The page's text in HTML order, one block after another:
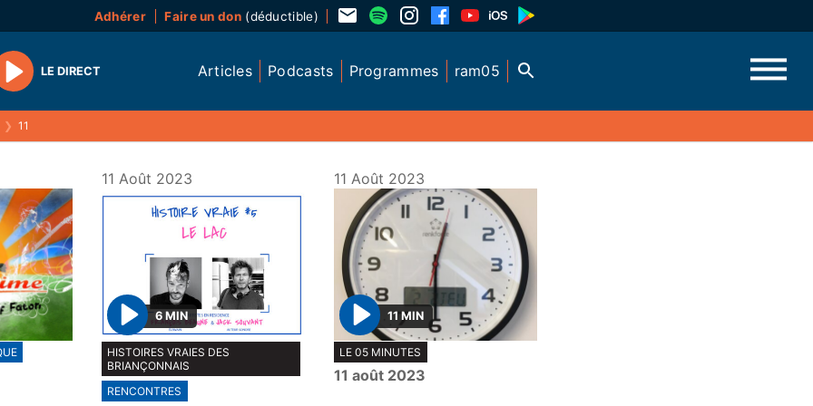
Adhérer Faire un don(déductible)
Play
LE DIRECT Articles Podcasts Programmes ram05
❯ 11
11 Août 2023
P
l
a
y
6 MIN
HISTOIRES VRAIES DES
BRIANÇONNAIS
RENCONTRES
11 Août 2023
P
l
a
11 MIN
LE 05 MINUTES
11 août 2023